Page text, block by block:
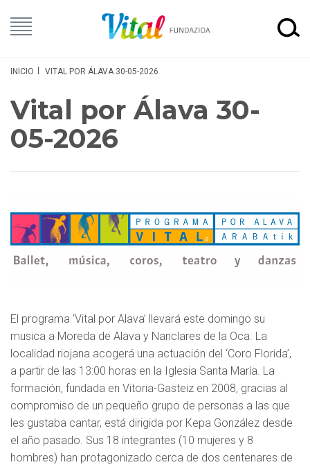
INICIO VITAL POR ÁLAVA 30-05-2026
Vital por Álava 30-
05-2026
El programa ‘Vital por Alava’ llevará este domingo su
musica a Moreda de Alava y Nanclares de la Oca. La
localidad riojana acogerá una actuación del ‘Coro Florida’,
a partir de las 13:00 horas en la Iglesia Santa María. La
formación, fundada en Vitoria-Gasteiz en 2008, gracias al
compromiso de un pequeño grupo de personas a las que
les gustaba cantar, está dirigida por Kepa González desde
el año pasado. Sus 18 integrantes (10 mujeres y 8
hombres) han protagonizado cerca de dos centenares de